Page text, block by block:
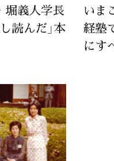
堀義人学長
読んだ」本
いま
経塾
にす